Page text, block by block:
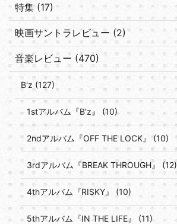
特集 (17)
映画サントラレビュー (2)
音楽レビュー (470)
B'z (127)
1stアルバム『B'z』 (10)
2ndアルバム『OFF THE LOCK』 (10)
3rdアルバム『BREAK THROUGH』 (12)
4thアルバム『RISKY』 (10)
5thアルバム『IN THE LIFE』 (11)